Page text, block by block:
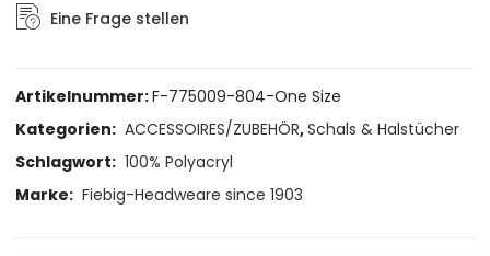
Eine Frage stellen
Artikelnummer:F-775009-804-One Size
Kategorien: ACCESSOIRES/ZUBEHÖR,Schals & Halstücher
Schlagwort: 100% Polyacryl
Marke: Fiebig-Headweare since 1903